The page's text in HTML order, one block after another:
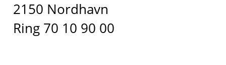
2150 Nordhavn
Ring 70 10 90 00